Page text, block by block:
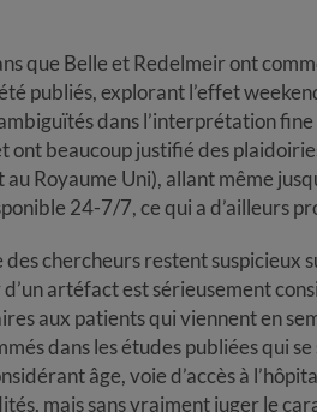
que Belle et Redelmeir ont
publiés, explorant l’effet
dans l’interprétation
ont beaucoup justifié des
au Royaume Uni), allant même
24-7/7, ce qui a d’ailleurs
chercheurs restent suspicieux
d’un artéfact est sérieusement
aux patients qui viennent en
dans les études publiées qui
âge, voie d’accès à
mais sans vraiment juger le